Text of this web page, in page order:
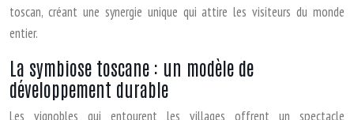
toscan, créant une synergie unique qui attire les visiteurs du monde
entier.
La symbiose toscane : un modèle de
développement durable
Les vignobles qui entourent les villages offrent un spectacle